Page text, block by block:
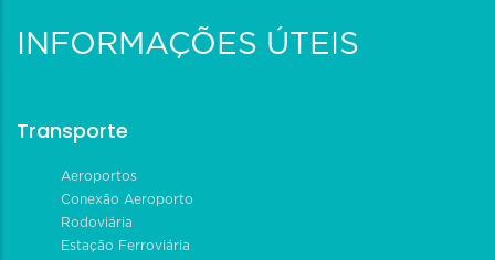
INFORMAÇÕES ÚTEIS
Transporte
Aeroportos
Conexão Aeroporto
Rodoviária
Estação Ferroviária